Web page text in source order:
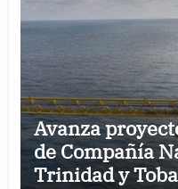
Avanza
de Compañía
Trinidad y